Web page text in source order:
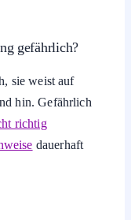
gefährlich?
sie weist auf
hin. Gefährlich
richtig
dauerhaft